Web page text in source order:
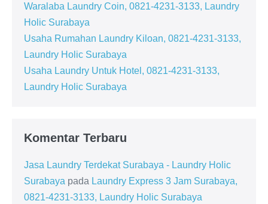
Waralaba Laundry Coin, 0821-4231-3133, Laundry
Holic Surabaya
Usaha Rumahan Laundry Kiloan, 0821-4231-3133,
Laundry Holic Surabaya
Usaha Laundry Untuk Hotel, 0821-4231-3133,
Laundry Holic Surabaya
Komentar Terbaru
Jasa Laundry Terdekat Surabaya - Laundry Holic
Surabaya pada Laundry Express 3 Jam Surabaya,
0821-4231-3133, Laundry Holic Surabaya